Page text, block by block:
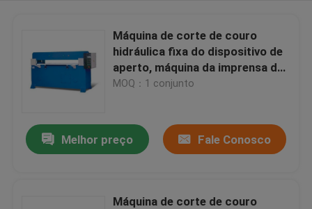
Máquina de corte de couro
hidráulica fixa do dispositivo de
aperto, máquina da imprensa da
máquina do Clicker
MOQ：1 conjunto
Melhor preço Fale Conosco
Máquina de corte de couro